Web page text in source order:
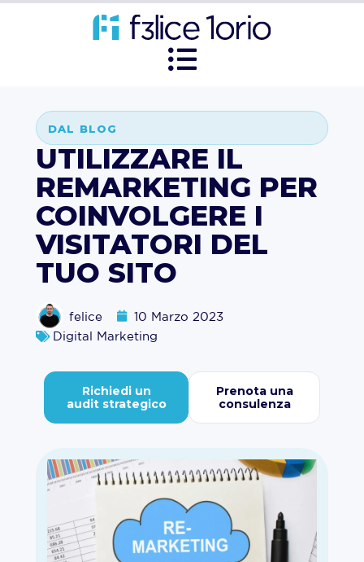
DAL BLOG
UTILIZZARE IL
REMARKETING PER
COINVOLGERE I
VISITATORI DEL
TUO SITO
felice
10 Marzo 2023
Digital Marketing
Richiedi un
audit strategico
Prenota una
consulenza